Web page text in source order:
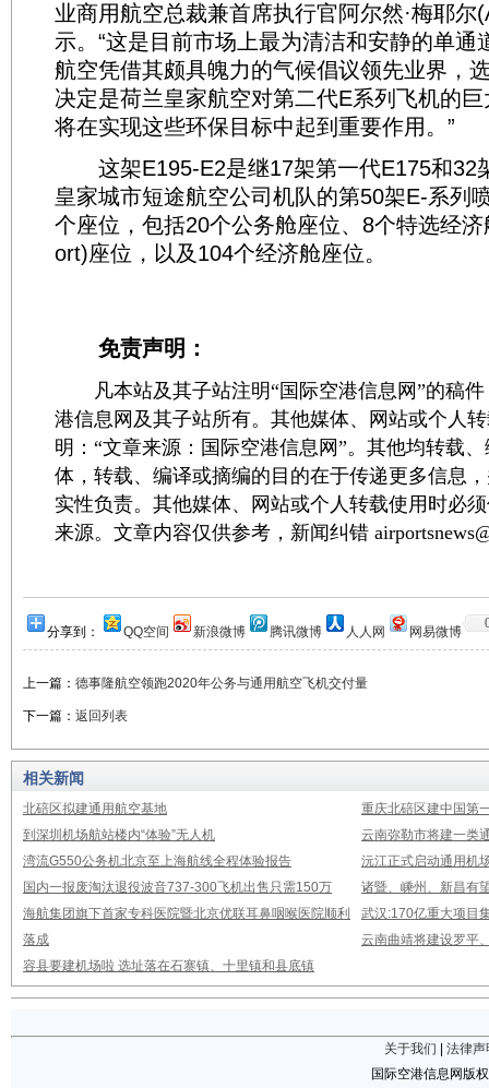
业商用航空总裁兼首席执行官阿尔然·梅耶尔
示。“这是目前市场上最为清洁和安静的单通
航空凭借其颇具魄力的气候倡议领先业界，
决定是荷兰皇家航空对第二代E系列飞机的
将在实现这些环保目标中起到重要作用。”
这架E195-E2是继17架第一代E175和32
皇家城市短途航空公司机队的第50架E-系列
个座位，包括20个公务舱座位、8个特选经
ort)座位，以及104个经济舱座位。
免责声明：
凡本站及其子站注明“国际空港信息网”的稿件
港信息网及其子站所有。其他媒体、网站或个人
明：“文章来源：国际空港信息网”。其他均转载
体，转载、编译或摘编的目的在于传递更多信息
实性负责。其他媒体、网站或个人转载使用时必
来源。文章内容仅供参考，新闻纠错
分享到： QQ空间 新浪微博 腾讯微博 人人网 网易微博
上一篇： 德事隆航空领跑2020年公务与通用航空飞机交付量
下一篇： 返回列表
相关新闻
北碚区拟建通用航空基地
重庆北碚区建中国第
到深圳机场航站楼内“体验”无人机
云南弥勒市将建一类
湾流G550公务机北京至上海航线全程体验报告
沅江正式启动通用机
国内一报废淘汰退役波音737-300飞机出售只需150万
诸暨、嵊州、新昌有
海航集团旗下首家专科医院暨北京优联耳鼻咽喉医院顺利
落成
武汉:170亿重大项目
云南曲靖将建设罗平
容县要建机场啦 选址落在石寨镇、十里镇和县底镇
关于我们
法律声
国际空港信息网版